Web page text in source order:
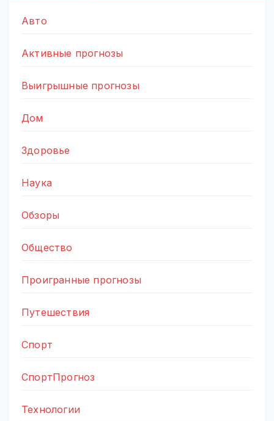
Авто
Активные прогнозы
Выигрышные прогнозы
Дом
Здоровье
Наука
Обзоры
Общество
Проигранные прогнозы
Путешествия
Спорт
СпортПрогноз
Технологии